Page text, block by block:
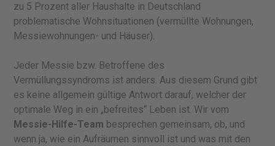
zu 5 Prozent aller Haushalte in Deutschland
problematische Wohnsituationen (vermüllte Wohnungen,
Messiewohnungen- und Häuser).
Jeder Messie bzw. Betroffene des
Vermüllungssyndroms ist anders. Aus diesem Grund gibt
es keine allgemein gültige Antwort darauf, welcher der
optimale Weg in ein „befreites“ Leben ist. Wir vom
Messie-Hilfe-Team besprechen gemeinsam, ob, und
wenn ja, wie ein Aufräumen sinnvoll ist und was mit den